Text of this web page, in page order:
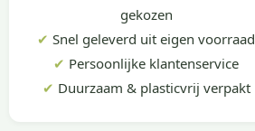
gekozen
✔ Snel geleverd uit eigen voorraad
✔ Persoonlijke klantenservice
✔ Duurzaam & plasticvrij verpakt